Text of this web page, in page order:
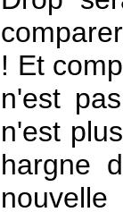
! Et
n'est
n'est
hargne